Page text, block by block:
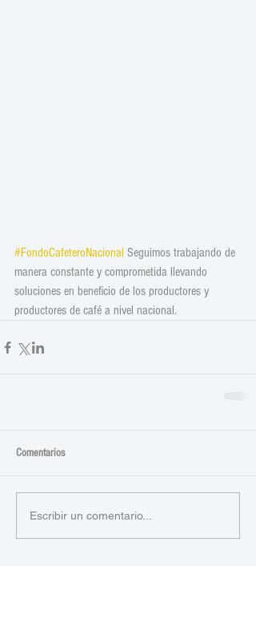
#FondoCafeteroNacional Seguimos trabajando de
manera constante y comprometida llevando
soluciones en beneficio de los productores y
productores de café a nivel nacional.
Comentarios
Escribir un comentario...